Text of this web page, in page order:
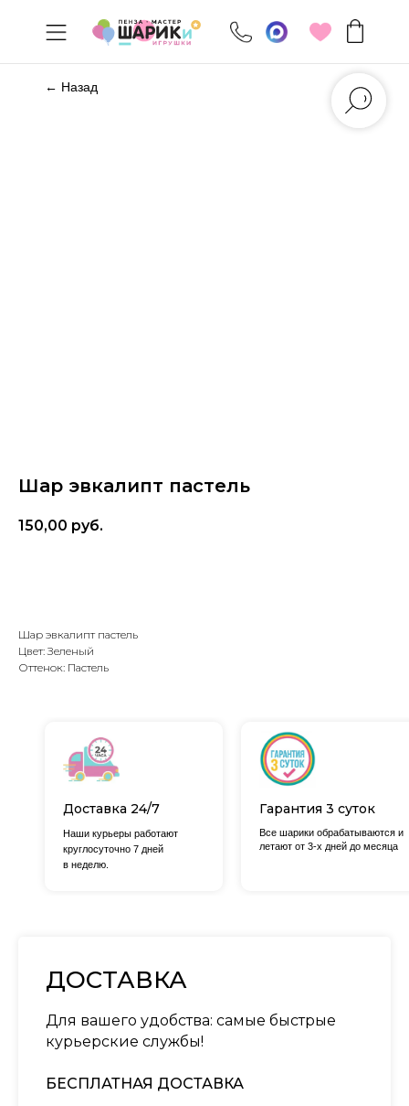
← Назад
Шар эвкалипт пастель
150,00 руб.
Шар эвкалипт пастель
Цвет: Зеленый
Оттенок: Пастель
Доставка 24/7
Все шарики обрабатываются и
летают от 3-х дней до месяца
Наши курьеры работают
круглосуточно 7 дней
в неделю.
Гарантия 3 суток
ДОСТАВКА
Для вашего удобства: самые быстрые
курьерские службы!
БЕСПЛАТНАЯ ДОСТАВКА